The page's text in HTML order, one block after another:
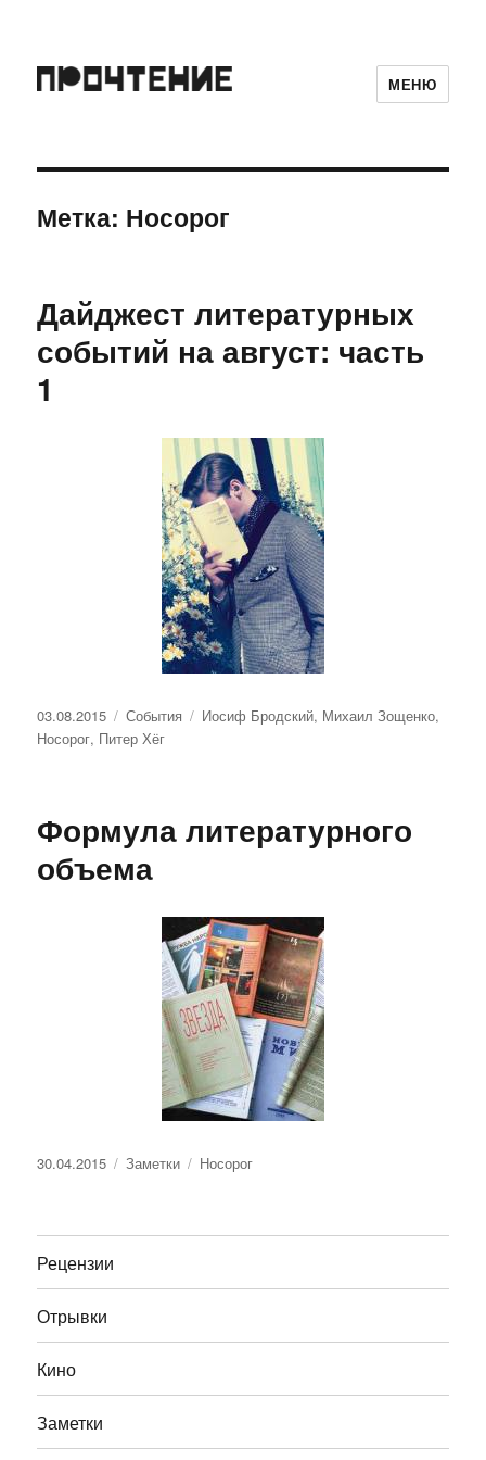
МЕНЮ
Метка: Носорог
Дайджест литературных
событий на август: часть
1
Опубликовано
03.08.2015 Рубрики
События Метки
Иосиф Бродский, Михаил Зощенко,
Носорог, Питер Хёг
Формула литературного
объема
Опубликовано
30.04.2015 Рубрики
Заметки Метки
Носорог
Рецензии
Отрывки
Кино
Заметки